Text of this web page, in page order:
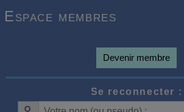
Espace membres
Devenir membre
Se reconnecter :